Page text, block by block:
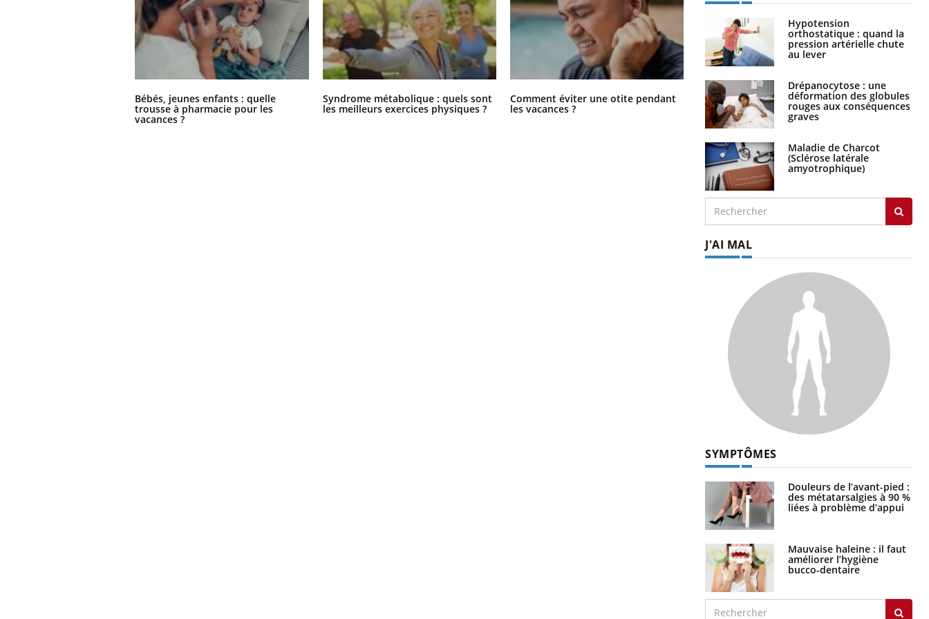
Bébés, jeunes enfants : quelle
trousse à pharmacie pour les
vacances ?
Syndrome métabolique : quels sont
les meilleurs exercices physiques ?
Comment éviter une otite pendant
les vacances ?
Hantavirus : un cas détecté chez un
touriste en France
Hypotension
orthostatique : quand la
pression artérielle chute
au lever
Drépanocytose : une
déformation des globules
rouges aux conséquences
graves
Maladie de Charcot
(Sclérose latérale
amyotrophique)
J'AI MAL
SYMPTÔMES
Douleurs de l’avant-pied :
des métatarsalgies à 90 %
liées à problème d’appui
Mauvaise haleine : il faut
améliorer l’hygiène
bucco-dentaire